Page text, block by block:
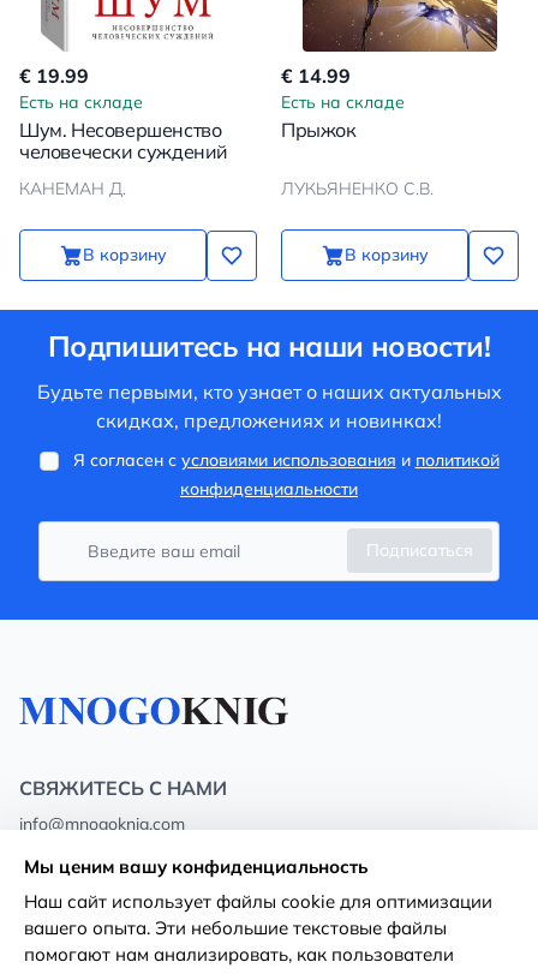
€ 19.99
Есть на складе
Шум. Несовершенство
человечески суждений
КАНЕМАН Д.
В корзину
€ 14.99
Есть на складе
Прыжок
ЛУКЬЯНЕНКО С.В.
В корзину
Подпишитесь на наши новости!
Будьте первыми, кто узнает о наших актуальных
скидках, предложениях и новинках!
Я согласен с условиями использования и политикой
конфиденциальности
Подписаться
СВЯЖИТЕСЬ С НАМИ
info@mnogoknig.com
Rīga, Augusta Deglava 69d, LV-1082
О нас
Политика
Мы ценим вашу конфиденциальность
Наш сайт использует файлы cookie для оптимизации
вашего опыта. Эти небольшие текстовые файлы
помогают нам анализировать, как пользователи